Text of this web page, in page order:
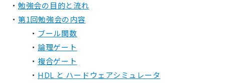
勉強会の目的と流れ
第1回勉強会の内容
ブール関数
論理ゲート
複合ゲート
HDL と ハードウェアシミュレータ